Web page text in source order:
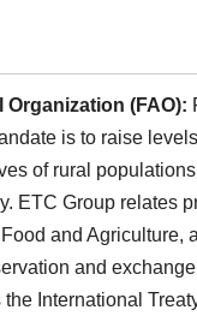
(FAO):
is to raise
of rural
ETC Group relates
and Agriculture,
and
International